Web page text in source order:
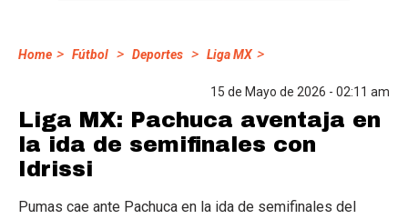
Home > Fútbol > Deportes > Liga MX >
15 de Mayo de 2026 - 02:11 am
Liga MX: Pachuca aventaja en
la ida de semifinales con
Idrissi
Pumas cae ante Pachuca en la ida de semifinales del